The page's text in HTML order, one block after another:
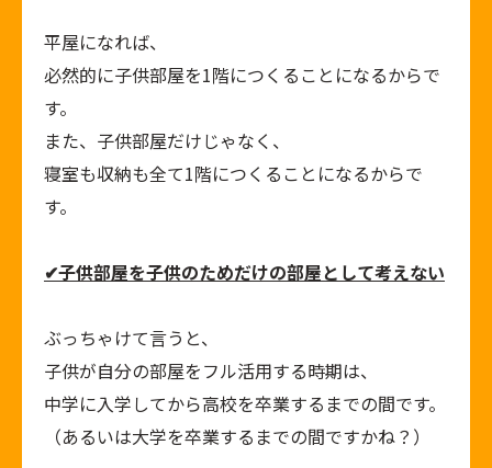
平屋になれば、
必然的に子供部屋を1階につくることになるからで
す。
また、子供部屋だけじゃなく、
寝室も収納も全て1階につくることになるからで
す。
✔子供部屋を子供のためだけの部屋として考えない
ぶっちゃけて言うと、
子供が自分の部屋をフル活用する時期は、
中学に入学してから高校を卒業するまでの間です。
（あるいは大学を卒業するまでの間ですかね？）